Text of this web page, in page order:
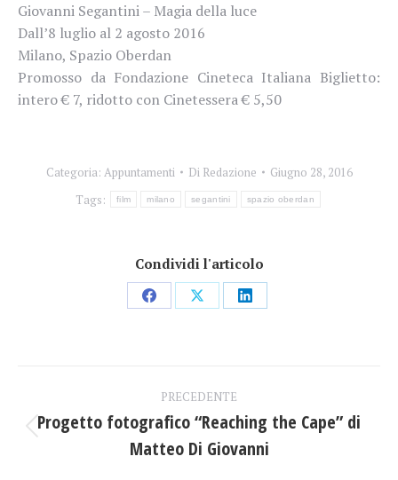
Giovanni Segantini – Magia della luce
Dall’8 luglio al 2 agosto 2016
Milano, Spazio Oberdan
Promosso da Fondazione Cineteca Italiana Biglietto:
intero € 7, ridotto con Cinetessera € 5,50
Categoria: Appuntamenti Di Redazione
Giugno 28, 2016
Tags:
film milano segantini spazio oberdan
Condividi l'articolo
CondividiCondividiCondividi
tra
PRECEDENTE
Post
precedente:
Progetto fotografico “Reaching the Cape” di
Matteo Di Giovanni